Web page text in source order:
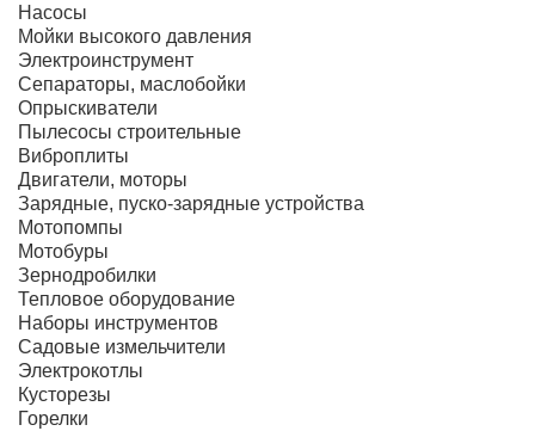
Насосы
Мойки высокого давления
Электроинструмент
Сепараторы, маслобойки
Опрыскиватели
Пылесосы строительные
Виброплиты
Двигатели, моторы
Зарядные, пуско-зарядные устройства
Мотопомпы
Мотобуры
Зернодробилки
Тепловое оборудование
Наборы инструментов
Садовые измельчители
Электрокотлы
Кусторезы
Горелки